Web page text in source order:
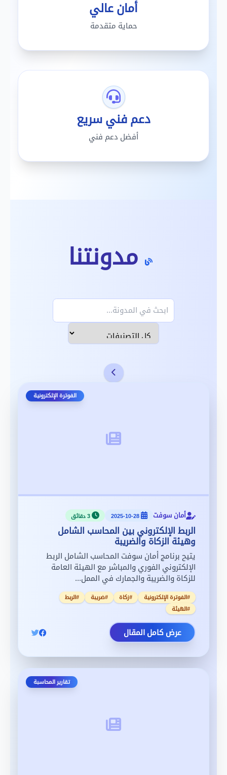
أمان عالي
حماية متقدمة
دعم فني سريع
أفضل دعم فني
مدونتنا
تصنيف المدونة
الفوترة الإلكترونية
أمان سوفت 2025-10-28
الربط الإلكتروني بين المحاسب الشامل
وهيئة الزكاة والضريبة
يتيح برنامج أمان سوفت المحاسب الشامل الربط
الإلكتروني الفوري والمباشر مع الهيئة العامة
للزكاة والضريبة والجمارك في الممل...
#الفوترة الإلكترونية #زكاة #ضريبة
#الربط
#الهيئة
عرض كامل المقال
تقارير المحاسبة